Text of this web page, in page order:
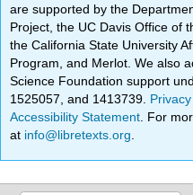
are supported by the
Project, the UC Davis Office of
the California State University
Program, and Merlot. We also
Science Foundation support
1525057, and 1413739.
Accessibility Statement . For
at info@libretexts.org